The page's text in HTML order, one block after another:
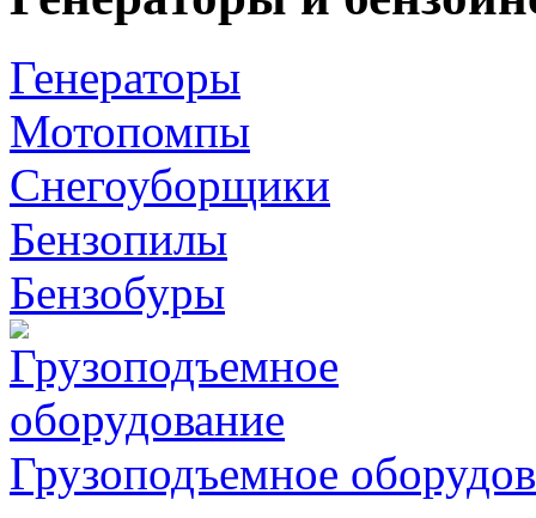
Генераторы
Мотопомпы
Снегоуборщики
Бензопилы
Бензобуры
Грузоподъемное